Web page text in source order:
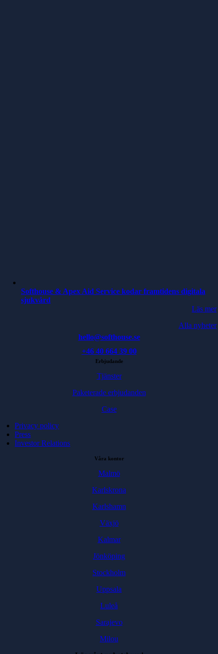
Softhouse & Apex Aid Service kodar framtidens digitala
sjukvård
Läs mer
Alla nyheter
hello@softhouse.se
+46 40 664 39 00
Erbjudande
Tjänster
Paketerade erbjudanden
Case
Privacy policy
Press
Investor Relations
Våra kontor
Malmö
Karlskrona
Karlshamn
Växjö
Kalmar
Jönköping
Stockholm
Uppsala
Luleå
Sarajevo
Milou